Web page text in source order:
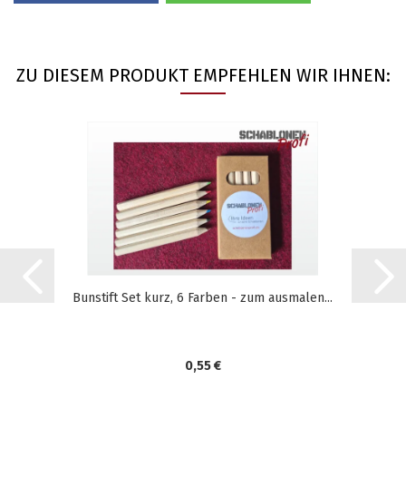
ZU DIESEM PRODUKT EMPFEHLEN WIR IHNEN:
Bunstift Set kurz, 6 Farben - zum ausmalen...
0,55 €